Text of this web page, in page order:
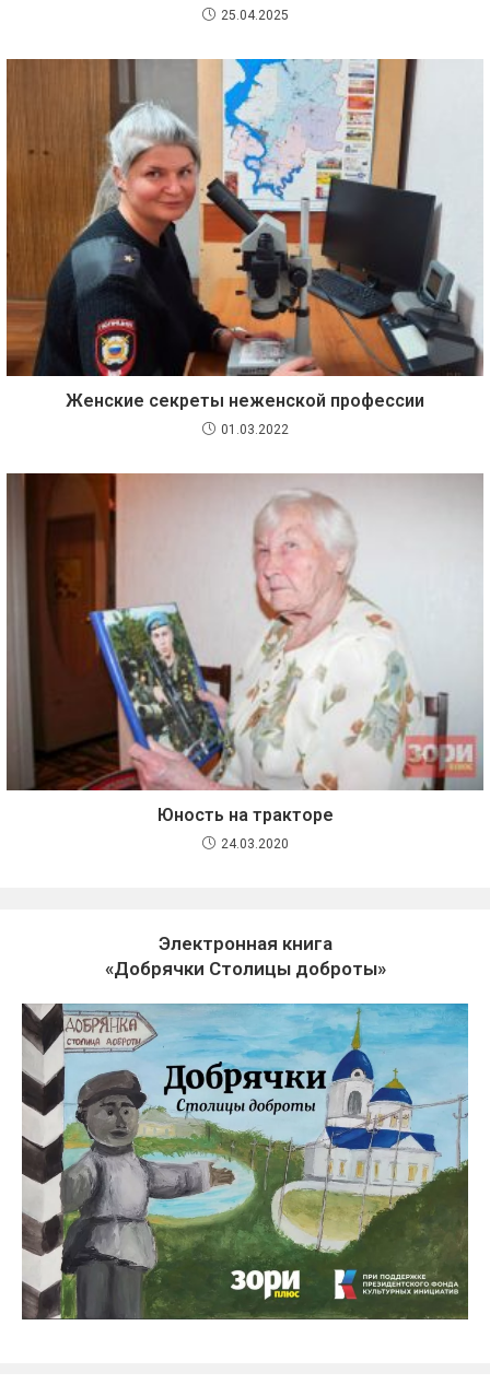
25.04.2025
Женские секреты неженской профессии
01.03.2022
Юность на тракторе
24.03.2020
Электронная книга
«Добрячки Столицы доброты»